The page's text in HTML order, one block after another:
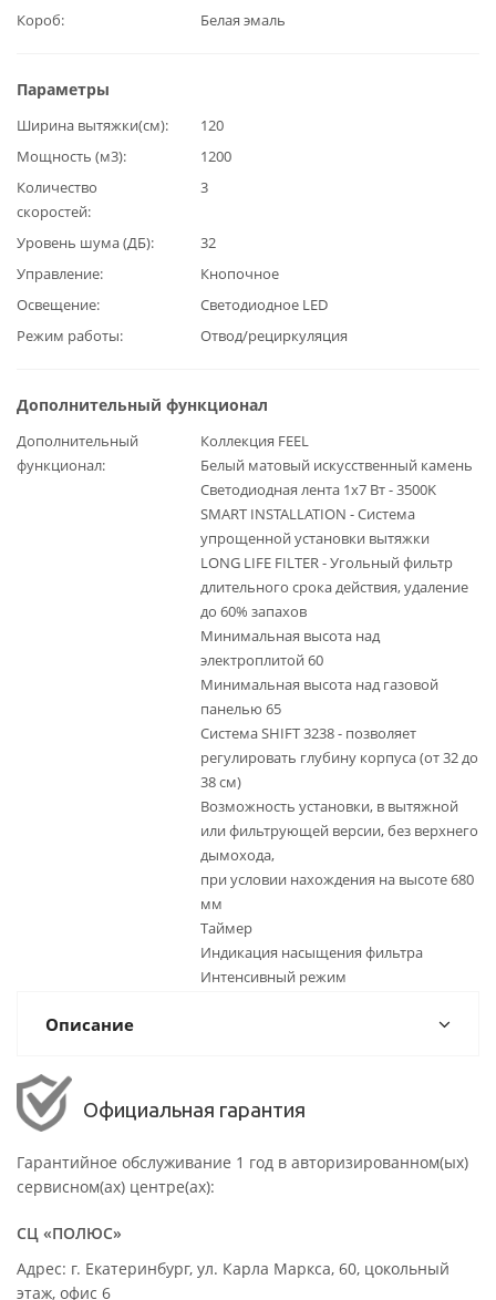
Короб
Белая эмаль
Параметры
Ширина вытяжки(см)
120
Мощность (м3)
1200
Количество
скоростей
3
Уровень шума (ДБ)
32
Управление
Кнопочное
Освещение
Светодиодное LED
Режим работы
Отвод/рециркуляция
Дополнительный функционал
Дополнительный
функционал
Коллекция FEEL
Белый матовый искусственный камень
Светодиодная лента 1x7 Вт - 3500K
SMART INSTALLATION - Система
упрощенной установки вытяжки
LONG LIFE FILTER - Угольный фильтр
длительного срока действия, удаление
до 60% запахов
Минимальная высота над
электроплитой 60
Минимальная высота над газовой
панелью 65
Система SHIFT 3238 - позволяет
регулировать глубину корпуса (от 32 до
38 см)
Возможность установки, в вытяжной
или фильтрующей версии, без верхнего
дымохода,
при условии нахождения на высоте 680
мм
Таймер
Индикация насыщения фильтра
Интенсивный режим
Описание
Официальная гарантия
Гарантийное обслуживание 1 год в авторизированном(ых)
сервисном(ах) центре(ах):
СЦ «ПОЛЮС»
Адрес: г. Екатеринбург, ул. Карла Маркса, 60, цокольный
этаж, офис 6